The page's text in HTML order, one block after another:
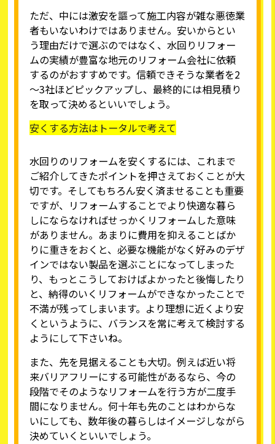
ただ、中には激安を謳って施工内容が雑な悪徳業
者もいないわけではありません。安いからとい
う理由だけで選ぶのではなく、水回りリフォー
ムの実績が豊富な地元のリフォーム会社に依頼
するのがおすすめです。信頼できそうな業者を2
～3社ほどピックアップし、最終的には相見積り
を取って決めるといいでしょう。
安くする方法はトータルで考えて
水回りのリフォームを安くするには、これまで
ご紹介してきたポイントを押さえておくことが大
切です。そしてもちろん安く済ませることも重要
ですが、リフォームすることでより快適な暮ら
しにならなければせっかくリフォームした意味
がありません。あまりに費用を抑えることばか
りに重きをおくと、必要な機能がなく好みのデザ
インではない製品を選ぶことになってしまった
り、もっとこうしておけばよかったと後悔したり
と、納得のいくリフォームができなかったことで
不満が残ってしまいます。より理想に近くより安
くというように、バランスを常に考えて検討する
ようにして下さいね。
また、先を見据えることも大切。例えば近い将
来バリアフリーにする可能性があるなら、今の
段階でそのようなリフォームを行う方が二度手
間になりません。何十年も先のことはわからな
いにしても、数年後の暮らしはイメージしながら
決めていくといいでしょう。